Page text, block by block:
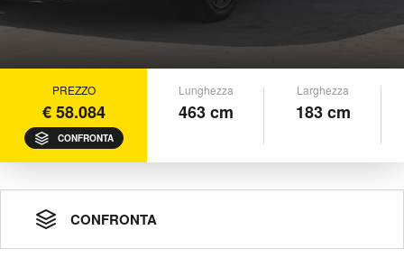
PREZZO
€ 58.084
CONFRONTA
Lunghezza
463 cm
Larghezza
183 cm
CONFRONTA